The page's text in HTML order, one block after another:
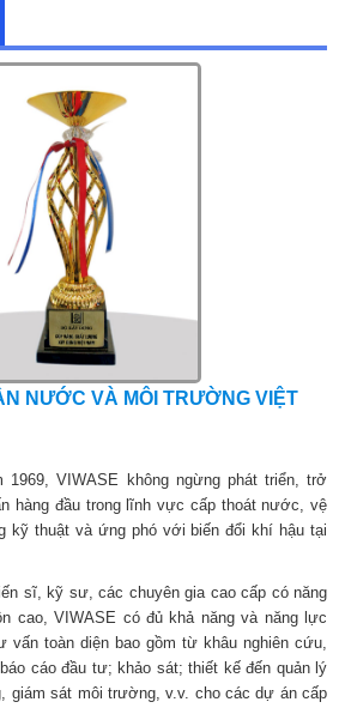
NƯỚC VÀ MÔI TRƯỜNG VIỆT
VIWASE không ngừng phát triển, trở
hàng đầu trong lĩnh vực cấp thoát nước, vệ
kỹ thuật và ứng phó với biến đổi khí hậu tại
sĩ, kỹ sư, các chuyên gia cao cấp có năng
cao, VIWASE có đủ khả năng và năng lực
toàn diện bao gồm từ khâu nghiên cứu,
cáo đầu tư; khảo sát; thiết kế đến quản lý
giám sát môi trường, v.v. cho các dự án cấp